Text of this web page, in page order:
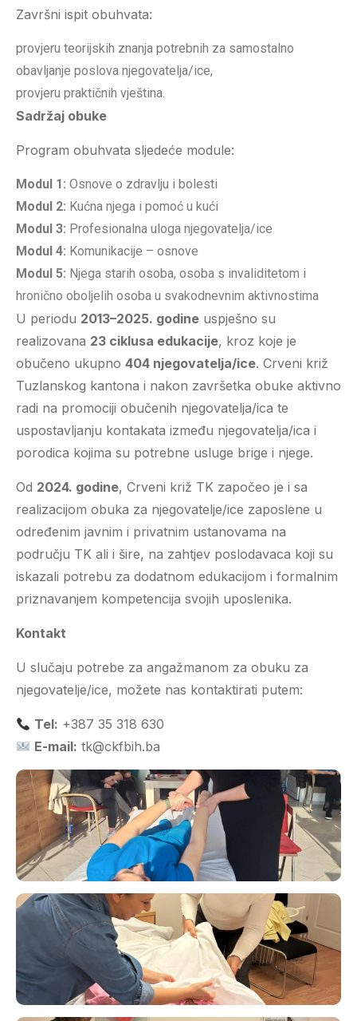
Završni ispit obuhvata:
provjeru teorijskih znanja potrebnih za samostalno
obavljanje poslova njegovatelja/ice,
provjeru praktičnih vještina.
Sadržaj obuke
Program obuhvata sljedeće module:
Modul 1: Osnove o zdravlju i bolesti
Modul 2: Kućna njega i pomoć u kući
Modul 3: Profesionalna uloga njegovatelja/ice
Modul 4: Komunikacije – osnove
Modul 5: Njega starih osoba, osoba s invaliditetom i
hronično oboljelih osoba u svakodnevnim aktivnostima
U periodu 2013–2025. godine uspješno su
realizovana 23 ciklusa edukacije, kroz koje je
obučeno ukupno 404 njegovatelja/ice. Crveni križ
Tuzlanskog kantona i nakon završetka obuke aktivno
radi na promociji obučenih njegovatelja/ica te
uspostavljanju kontakata između njegovatelja/ica i
porodica kojima su potrebne usluge brige i njege.
Od 2024. godine, Crveni križ TK započeo je i sa
realizacijom obuka za njegovatelje/ice zaposlene u
određenim javnim i privatnim ustanovama na
području TK ali i šire, na zahtjev poslodavaca koji su
iskazali potrebu za dodatnom edukacijom i formalnim
priznavanjem kompetencija svojih uposlenika.
Kontakt
U slučaju potrebe za angažmanom za obuku za
njegovatelje/ice, možete nas kontaktirati putem:
Tel: +387 35 318 630
E-mail: tk@ckfbih.ba